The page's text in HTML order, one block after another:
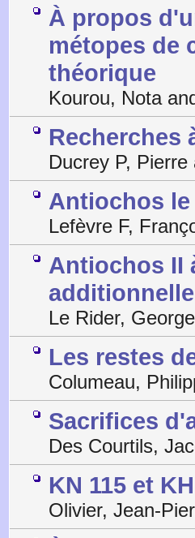
À propos
métopes de
théorique
Kourou, Nota
Recherches
Ducrey P,
Antiochos le
Lefèvre F,
Antiochos II
additionnelle
Le Rider,
Les restes
Columeau,
Sacrifices
Des Courtils,
KN 115 et
Olivier, Jean-